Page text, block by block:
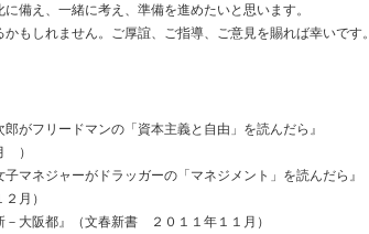
備え、一緒に考え、準備を進めたいと思います。
もしれません。ご厚誼、ご指導、ご意見を賜れば幸いです。
がフリードマンの「資本主義と自由」を読んだら』
）
マネジャーがドラッガーの「マネジメント」を読んだら』
月）
－大阪都』（文春新書 ２０１１年１１月）